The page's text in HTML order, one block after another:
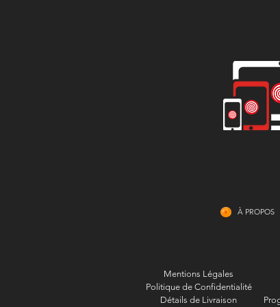
À PROPOS
Mentions Légales
Politique de Confidentialité
Détails de Livraison